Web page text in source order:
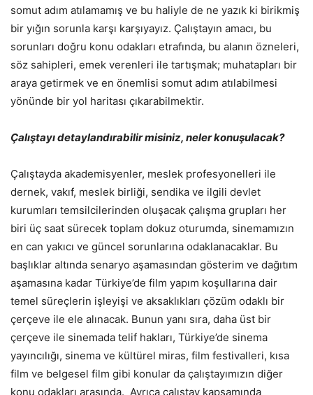
somut adım atılamamış ve bu haliyle de ne yazık ki birikmiş
bir yığın sorunla karşı karşıyayız. Çalıştayın amacı, bu
sorunları doğru konu odakları etrafında, bu alanın özneleri,
söz sahipleri, emek verenleri ile tartışmak; muhatapları bir
araya getirmek ve en önemlisi somut adım atılabilmesi
yönünde bir yol haritası çıkarabilmektir.
Çalıştayı detaylandırabilir misiniz, neler konuşulacak?
Çalıştayda akademisyenler, meslek profesyonelleri ile
dernek, vakıf, meslek birliği, sendika ve ilgili devlet
kurumları temsilcilerinden oluşacak çalışma grupları her
biri üç saat sürecek toplam dokuz oturumda, sinemamızın
en can yakıcı ve güncel sorunlarına odaklanacaklar. Bu
başlıklar altında senaryo aşamasından gösterim ve dağıtım
aşamasına kadar Türkiye’de film yapım koşullarına dair
temel süreçlerin işleyişi ve aksaklıkları çözüm odaklı bir
çerçeve ile ele alınacak. Bunun yanı sıra, daha üst bir
çerçeve ile sinemada telif hakları, Türkiye’de sinema
yayıncılığı, sinema ve kültürel miras, film festivalleri, kısa
film ve belgesel film gibi konular da çalıştayımızın diğer
konu odakları arasında. Ayrıca çalıştay kapsamında